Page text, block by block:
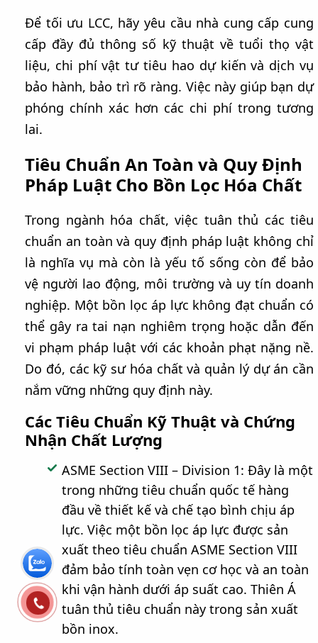
Để tối ưu LCC, hãy yêu cầu nhà cung cấp cung
cấp đầy đủ thông số kỹ thuật về tuổi thọ vật
liệu, chi phí vật tư tiêu hao dự kiến và dịch vụ
bảo hành, bảo trì rõ ràng. Việc này giúp bạn dự
phóng chính xác hơn các chi phí trong tương
lai.
Tiêu Chuẩn An Toàn và Quy Định
Pháp Luật Cho Bồn Lọc Hóa Chất
Trong ngành hóa chất, việc tuân thủ các tiêu
chuẩn an toàn và quy định pháp luật không chỉ
là nghĩa vụ mà còn là yếu tố sống còn để bảo
vệ người lao động, môi trường và uy tín doanh
nghiệp. Một bồn lọc áp lực không đạt chuẩn có
thể gây ra tai nạn nghiêm trọng hoặc dẫn đến
vi phạm pháp luật với các khoản phạt nặng nề.
Do đó, các kỹ sư hóa chất và quản lý dự án cần
nắm vững những quy định này.
Các Tiêu Chuẩn Kỹ Thuật và Chứng
Nhận Chất Lượng
ASME Section VIII – Division 1: Đây là một
trong những tiêu chuẩn quốc tế hàng
đầu về thiết kế và chế tạo bình chịu áp
lực. Việc một bồn lọc áp lực được sản
xuất theo tiêu chuẩn ASME Section VIII
đảm bảo tính toàn vẹn cơ học và an toàn
khi vận hành dưới áp suất cao. Thiên Á
tuân thủ tiêu chuẩn này trong sản xuất
bồn inox.